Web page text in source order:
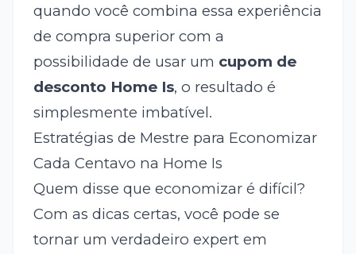
quando você combina essa experiência
de compra superior com a
possibilidade de usar um cupom de
desconto Home Is, o resultado é
simplesmente imbatível.
Estratégias de Mestre para Economizar
Cada Centavo na Home Is
Quem disse que economizar é difícil?
Com as dicas certas, você pode se
tornar um verdadeiro expert em